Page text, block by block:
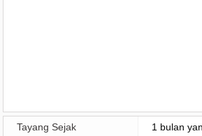
Tayang Sejak
1 bulan